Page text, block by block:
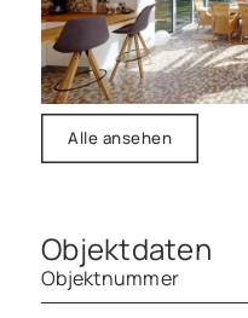
Alle ansehen
Objektdaten
Objektnummer